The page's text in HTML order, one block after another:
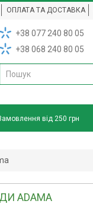
ОПЛАТА ТА ДОСТАВКА
+38 077 240 80 05
+38 068 240 80 05
від 250 грн
ADAMA